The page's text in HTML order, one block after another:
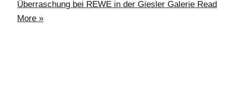
Überraschung bei REWE in der Giesler Galerie Read
More »